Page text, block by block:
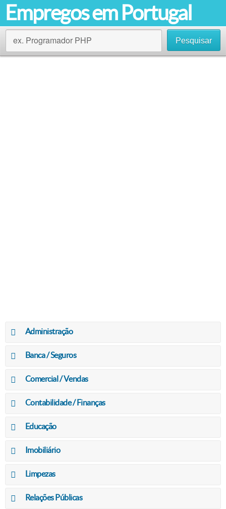
Empregos em Portugal
ex. Programador PHP Pesquisar
Administração
Banca / Seguros
Comercial / Vendas
Contabilidade / Finanças
Educação
Imobiliário
Limpezas
Relações Públicas